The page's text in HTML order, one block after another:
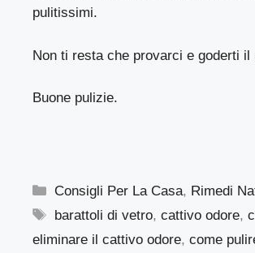
pulitissimi.
Non ti resta che provarci e goderti il
Buone pulizie.
Categorie
Consigli Per La Casa, Rimedi
Tag
barattoli di vetro,cattivo odore,
eliminare il cattivo odore, come